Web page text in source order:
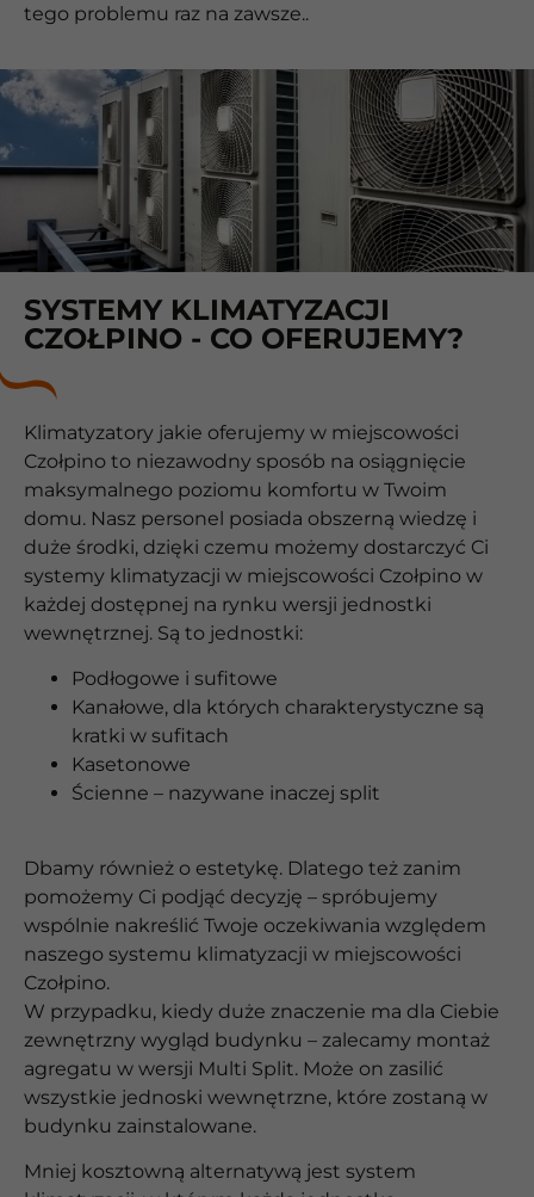
tego problemu raz na zawsze..
SYSTEMY KLIMATYZACJI
CZOŁPINO - CO OFERUJEMY?
Klimatyzatory jakie oferujemy w miejscowości
Czołpino to niezawodny sposób na osiągnięcie
maksymalnego poziomu komfortu w Twoim
domu. Nasz personel posiada obszerną wiedzę i
duże środki, dzięki czemu możemy dostarczyć Ci
systemy klimatyzacji w miejscowości Czołpino w
każdej dostępnej na rynku wersji jednostki
wewnętrznej. Są to jednostki:
Podłogowe i sufitowe
Kanałowe, dla których charakterystyczne są
kratki w sufitach
Kasetonowe
Ścienne – nazywane inaczej split
Dbamy również o estetykę. Dlatego też zanim
pomożemy Ci podjąć decyzję – spróbujemy
wspólnie nakreślić Twoje oczekiwania względem
naszego systemu klimatyzacji w miejscowości
Czołpino.
W przypadku, kiedy duże znaczenie ma dla Ciebie
zewnętrzny wygląd budynku – zalecamy montaż
agregatu w wersji Multi Split. Może on zasilić
wszystkie jednoski wewnętrzne, które zostaną w
budynku zainstalowane.
Mniej kosztowną alternatywą jest system